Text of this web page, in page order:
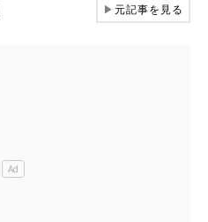
▶元記事を見る